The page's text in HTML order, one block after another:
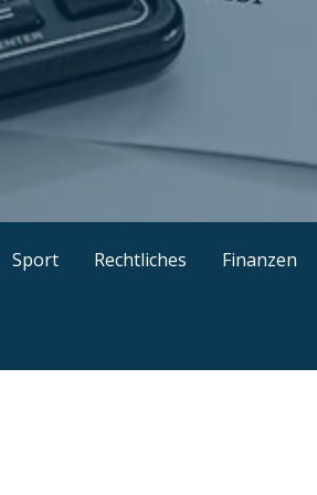
Ratgeber, interessante Guides und
Sport Rechtliches Finanzen